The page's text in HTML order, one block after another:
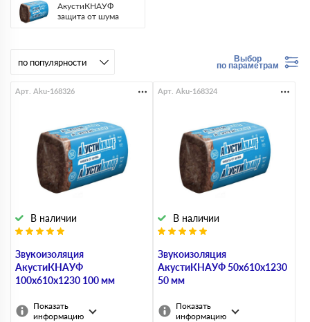
АкустиКНАУФ
защита от шума
Выбор
по параметрам
Звукоизоляция
АкустиКНАУФ
100х610х1230 100 мм
В наличии
Арт. Aku-168326
Показать
информацию
Звукоизоляция
АкустиКНАУФ 50х610х1230
50 мм
В наличии
Арт. Aku-168324
Показать
информацию